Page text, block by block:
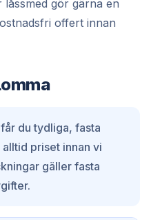
gör gärna en
offert innan
du tydliga, fasta
priset innan vi
gäller fasta